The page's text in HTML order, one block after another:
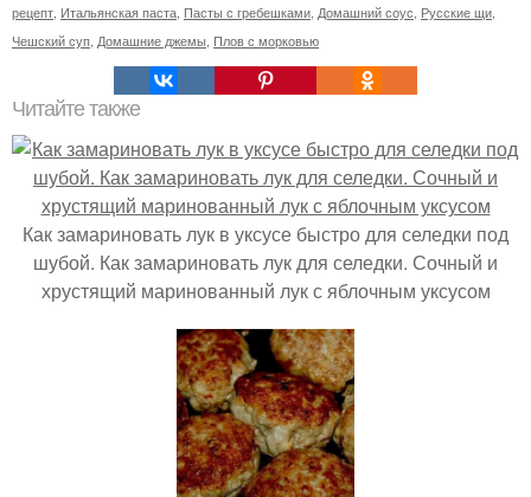
рецепт Итальянская паста Пасты с гребешками Домашний соус Русские щи
Чешский суп Домашние джемы Плов с морковью
Читайте также
Как замариновать лук в уксусе быстро для селедки под
шубой. Как замариновать лук для селедки. Сочный и
хрустящий маринованный лук с яблочным уксусом